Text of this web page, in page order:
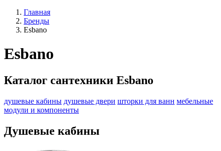
Главная
Бренды
Esbano
Esbano
Каталог сантехники Esbano
душевые кабины душевые двери шторки для ванн мебельные
модули и компоненты
Душевые кабины